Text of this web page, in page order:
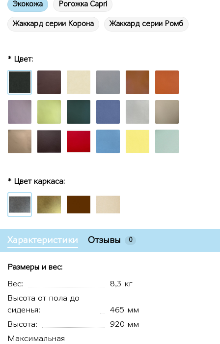
Экокожа Рогожка Capri
Жаккард серии Корона Жаккард серии Ромб
* Цвет:
* Цвет каркаса:
Характеристики Отзывы 0
Размеры и вес:
Вес:
8,3 кг
Высота от пола до
сиденья:
465 мм
Высота:
920 мм
Максимальная